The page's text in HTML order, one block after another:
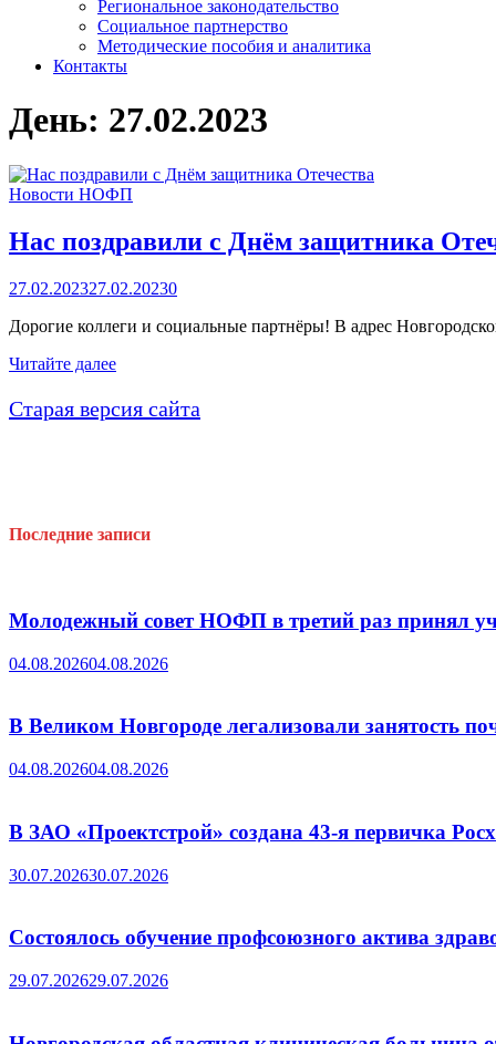
Региональное законодательство
Социальное партнерство
Методические пособия и аналитика
Контакты
День: 27.02.2023
Новости НОФП
Нас поздравили с Днём защитника
27.02.202327.02.20230
Дорогие коллеги и социальные партнёры! В адрес
Нас
с
Днём
Читайте далее
Старая версия сайта
Последние записи
Молодежный совет НОФП в третий раз принял
04.08.202604.08.2026
В Великом Новгороде легализовали занятость
04.08.202604.08.2026
В ЗАО «Проектстрой» создана 43-я первичка
30.07.202630.07.2026
Состоялось обучение профсоюзного актива
29.07.202629.07.2026